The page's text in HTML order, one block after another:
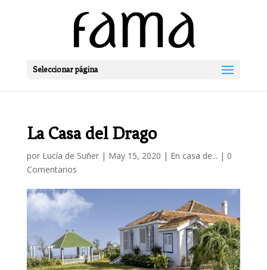
Seleccionar página
La Casa del Drago
por Lucía de Suñer| May 15, 2020 | En casa de... | 0
Comentarios